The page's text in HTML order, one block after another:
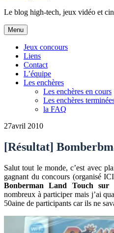
Le blog high-tech, jeux vidéo et
Menu Aller
au
contenu
Jeux concours
Liens
Contact
L’équipe
Les enchères
Les enchères en cours
Les enchères
la FAQ
27avril 2010
[Résultat]
Salut tout le monde, c’est avec
gagnant du concours (organisé
Bonberman Land Touch sur
nombreux à participer mais j’ai
50aine de participants car ils ne